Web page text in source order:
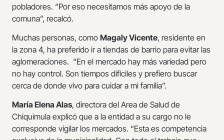
pobladores. “Por eso necesitamos más apoyo de la
comuna”, recalcó.
Muchas personas, como Magaly Vicente, residente en
la zona 4, ha preferido ir a tiendas de barrio para evitar las
aglomeraciones. “En el mercado hay más variedad pero
no hay control. Son tiempos difíciles y prefiero buscar
cerca de donde vivo para cuidar a mi familia”.
María Elena Alas, directora del Area de Salud de
Chiquimula explicó que a la entidad a su cargo no le
corresponde vigilar los mercados. “Esta es competencia